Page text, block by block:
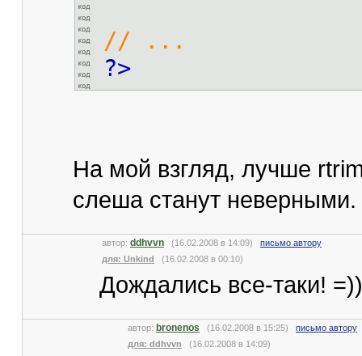
// ...
?>
На мой взгляд, лучше
слеша станут неверными.
автор: ddhvvn (16.02.2008 в 14:09) письмо автору
для: Unkind (16.02.2008 в 00:10)
Дождались все-таки!
автор: bronenos (16.02.2008 в 15:25) письмо автору
для: ddhvvn (16.02.2008 в 14:09)